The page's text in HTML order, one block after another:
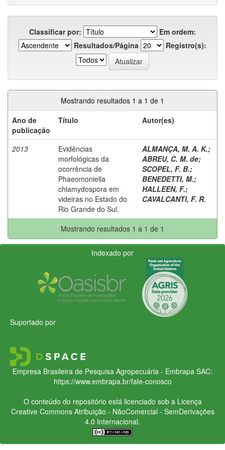
Classificar por:
Em ordem:
Resultados/Página
Registro(s):
Mostrando resultados 1 a 1 de 1
Ano de
publicação
Título Autor(es)
2013
Evidências
morfológicas da
ocorrência de
Phaeomoniella
chlamydospora em
videiras no Estado do
Rio Grande do Sul.
ALMANÇA, M. A. K.;
ABREU, C. M. de;
SCOPEL, F. B.;
BENEDETTI, M.;
HALLEEN, F.;
CAVALCANTI, F. R.
Mostrando resultados 1 a 1 de 1
Indexado por
Suportado por
Empresa Brasileira de Pesquisa Agropecuária - Embrapa SAC:
https://www.embrapa.br/fale-conosco
O conteúdo do repositório está licenciado sob a Licença
Creative CommonsAtribuição - NãoComercial - SemDerivações
4.0 Internacional.